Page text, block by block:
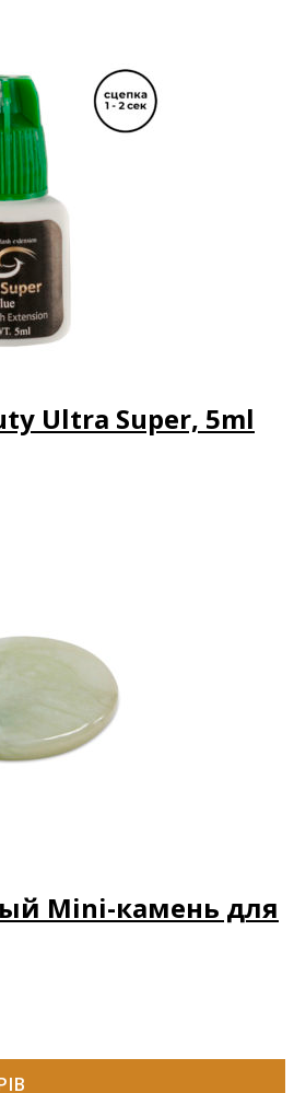
Ultra Super, 5ml
Mini-камень для